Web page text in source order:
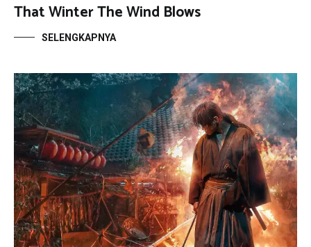
That Winter The Wind Blows
SELENGKAPNYA